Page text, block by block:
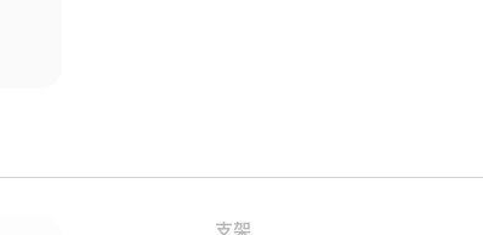
支架